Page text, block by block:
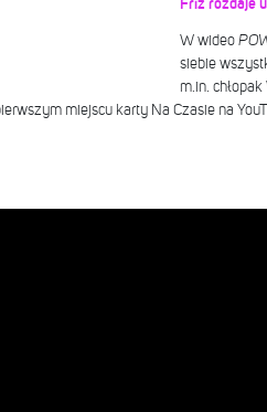
Friz rozdaje
W wideo
siebie
m.in.
miejscu karty Na Czasie na